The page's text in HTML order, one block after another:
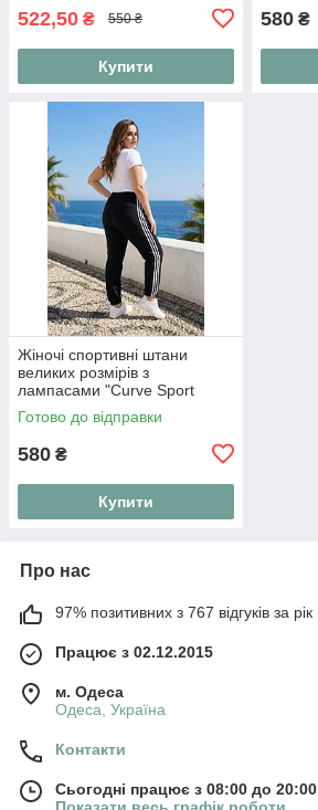
522,50 ₴ 550 ₴
Купити
580 ₴
Жіночі спортивні штани
великих розмірів з
лампасами "Curve Sport
Style"
Готово до відправки
580 ₴
Купити
Про нас
97% позитивних з 767 відгуків за рік
Працює з 02.12.2015
м. Одеса
Одеса, Україна
Контакти
Сьогодні працює з 08:00 до 20:00